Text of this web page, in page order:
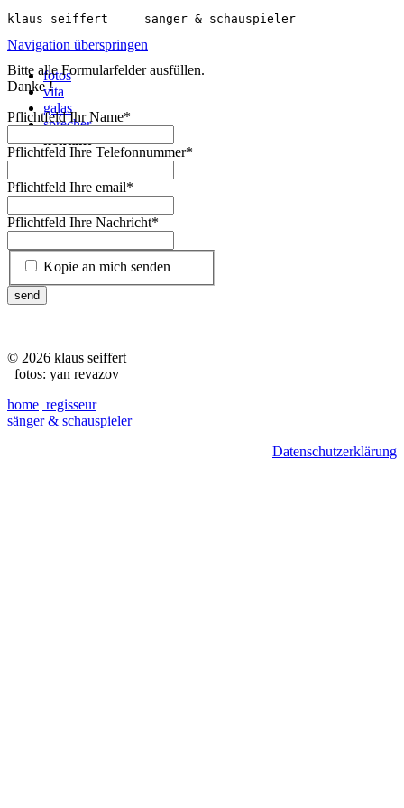
klaus seiffert sänger & schauspieler
Navigation überspringen
fotos
vita
galas
sprecher
kontakt
Bitte alle Formularfelder ausfüllen.
Danke !
PflichtfeldIhr Name*
Pflichtfeld Ihre Telefonnummer*
Pflichtfeld Ihre email*
Pflichtfeld Ihre Nachricht*
Kopie an mich senden
send
© 2026 klaus seiffert
fotos: yan revazov
home regisseur
sänger & schauspieler
Datenschutzerklärung